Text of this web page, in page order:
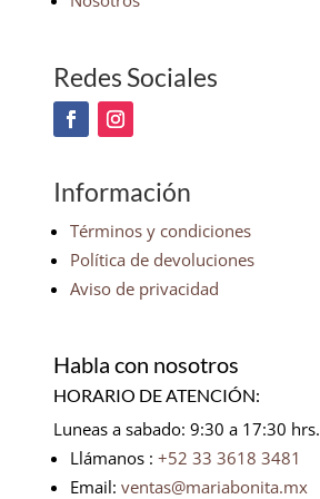
Redes Sociales
Información
Términos y condiciones
Política de devoluciones
Aviso de privacidad
Habla con nosotros
HORARIO DE ATENCIÓN:
Luneas a sabado: 9:30 a 17:30 hrs.
Llámanos : +52 33 3618 3481
Email: ventas@mariabonita.mx